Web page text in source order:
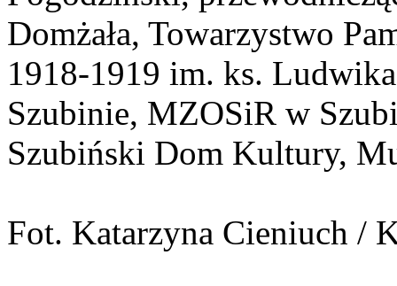
Domżała, Towarzystwo
1918-1919 im. ks.
Szubinie, MZOSiR w
Szubiński Dom Kultury,
Fot. Katarzyna Cieniuch /